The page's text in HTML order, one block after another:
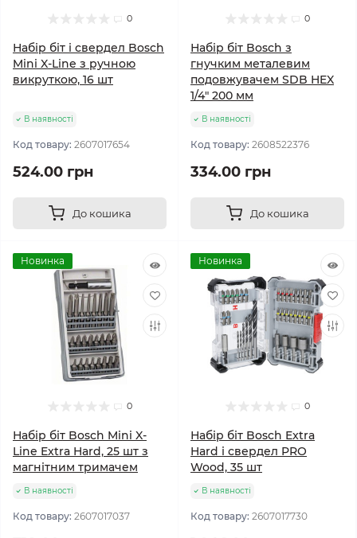
0
Набір біт і свердел Bosch
Mini X-Line з ручною
викруткою, 16 шт
В наявності
Код товару: 2607017654
524.00 грн
До кошика
0
Набір біт Bosch з
гнучким металевим
подовжувачем SDB HEX
1/4" 200 мм
В наявності
Код товару: 2608522376
334.00 грн
До кошика
Новинка
0
Набір біт Bosch Mini X-
Line Extra Hard, 25 шт з
магнітним тримачем
В наявності
Код товару: 2607017037
Новинка
0
Набір біт Bosch Extra
Hard і свердел PRO
Wood, 35 шт
В наявності
Код товару: 2607017730